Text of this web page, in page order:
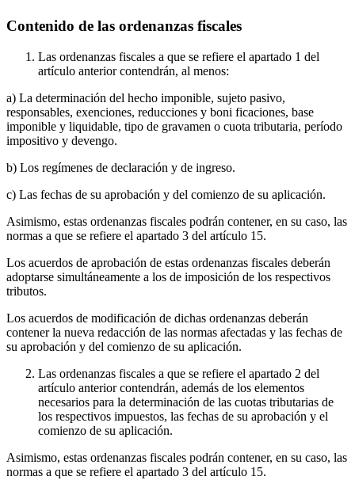
Contenido de las ordenanzas fiscales
Las ordenanzas fiscales a que se refiere el apartado 1 del
artículo anterior contendrán, al menos:
a) La determinación del hecho imponible, sujeto pasivo,
responsables, exenciones, reducciones y boni ficaciones, base
imponible y liquidable, tipo de gravamen o cuota tributaria, período
impositivo y devengo.
b) Los regímenes de declaración y de ingreso.
c) Las fechas de su aprobación y del comienzo de su aplicación.
Asimismo, estas ordenanzas fiscales podrán contener, en su caso, las
normas a que se refiere el apartado 3 del artículo 15.
Los acuerdos de aprobación de estas ordenanzas fiscales deberán
adoptarse simultáneamente a los de imposición de los respectivos
tributos.
Los acuerdos de modificación de dichas ordenanzas deberán
contener la nueva redacción de las normas afectadas y las fechas de
su aprobación y del comienzo de su aplicación.
Las ordenanzas fiscales a que se refiere el apartado 2 del
artículo anterior contendrán, además de los elementos
necesarios para la determinación de las cuotas tributarias de
los respectivos impuestos, las fechas de su aprobación y el
comienzo de su aplicación.
Asimismo, estas ordenanzas fiscales podrán contener, en su caso, las
normas a que se refiere el apartado 3 del artículo 15.